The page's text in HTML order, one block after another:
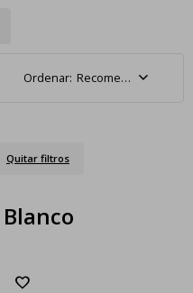
Recomendados
Quitar filtros